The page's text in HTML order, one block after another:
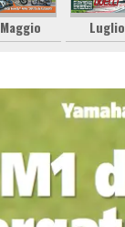
Maggio Luglio